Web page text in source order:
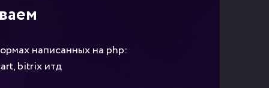
написанных на php:
bitrix итд